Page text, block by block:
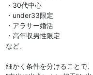
・30代中心
・under33限定
・アラサー婚活
・高年収男性限定
など、
細かく条件を分けることで、